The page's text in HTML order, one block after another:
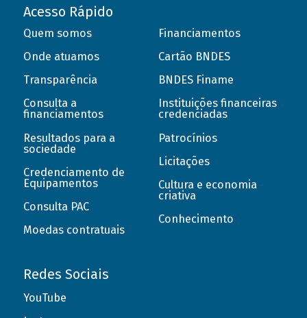
Acesso Rápido
Quem somos
Onde atuamos
Transparência
Consulta a
financiamentos
Resultados para a
sociedade
Credenciamento de
Equipamentos
Consulta PAC
Moedas contratuais
Financiamentos
Cartão BNDES
BNDES Finame
Instituições financeiras
credenciadas
Patrocínios
Licitações
Cultura e economia
criativa
Conhecimento
Redes Sociais
YouTube